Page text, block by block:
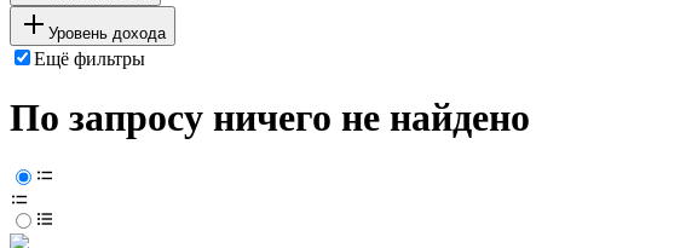
Уровень дохода
Ещё фильтры
По запросу ничего не найдено